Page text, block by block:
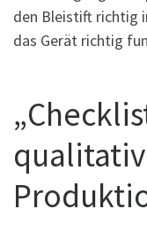
den Bleistift richtig
das Gerät richtig